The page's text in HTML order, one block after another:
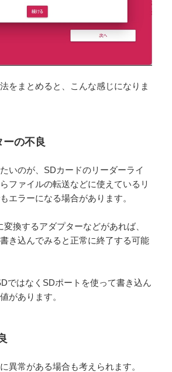
をまとめると、こんな感じになりま
ーの不良
いのが、SDカードのリーダーライ
ファイルの転送などに使えているリ
エラーになる場合があります。
換するアダプターなどがあれば、
き込んでみると正常に終了する可能
ではなくSDポートを使って書き込ん
があります。
異常がある場合も考えられます。